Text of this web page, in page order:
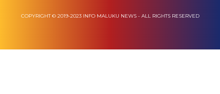
COPYRIGHT © 2019-2023 INFO MALUKU NEWS - ALL RIGHTS RESERVED